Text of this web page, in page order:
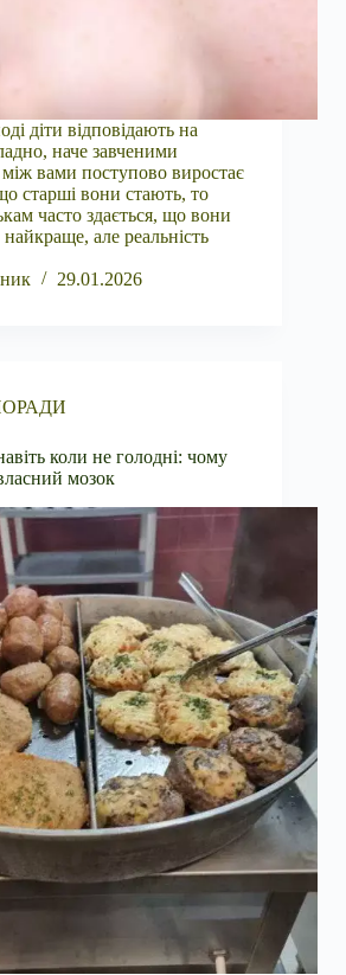
діти відповідають на
наче завченими
вами поступово виростає
старші вони стають, то
часто здається, що вони
найкраще, але реальність
29.01.2026
коли не голодні: чому
мозок